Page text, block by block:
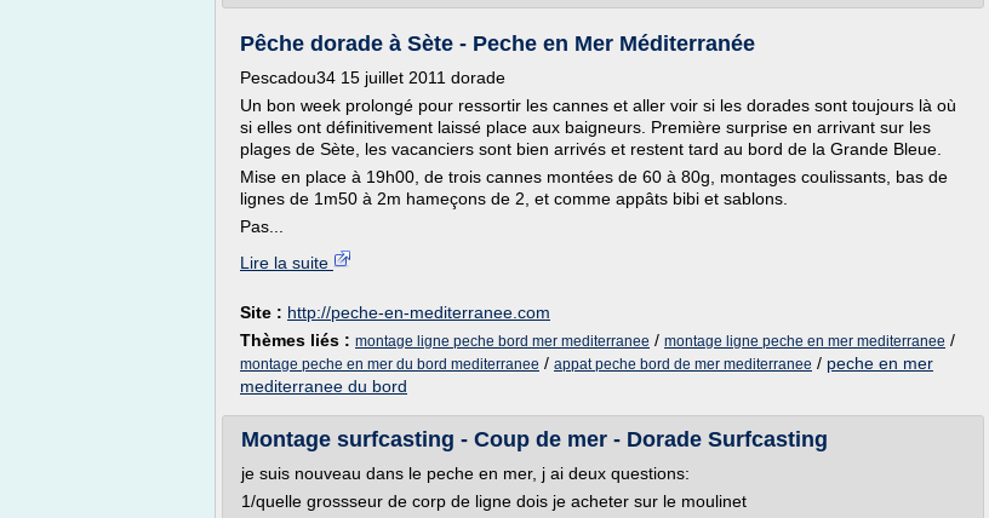
Pêche dorade à Sète - Peche en Mer Méditerranée
Pescadou34 15 juillet 2011 dorade
Un bon week prolongé pour ressortir les cannes et aller voir si les dorades sont toujours là où
si elles ont définitivement laissé place aux baigneurs. Première surprise en arrivant sur les
plages de Sète, les vacanciers sont bien arrivés et restent tard au bord de la Grande Bleue.
Mise en place à 19h00, de trois cannes montées de 60 à 80g, montages coulissants, bas de
lignes de 1m50 à 2m hameçons de 2, et comme appâts bibi et sablons.
Pas...
Lire la suite
Site : http://peche-en-mediterranee.com
Thèmes liés : montage ligne peche bord mer mediterranee / montage ligne peche en mer mediterranee /
montage peche en mer du bord mediterranee / appat peche bord de mer mediterranee / peche en mer
mediterranee du bord
Montage surfcasting - Coup de mer - Dorade Surfcasting
je suis nouveau dans le peche en mer, j ai deux questions:
1/quelle grossseur de corp de ligne dois je acheter sur le moulinet